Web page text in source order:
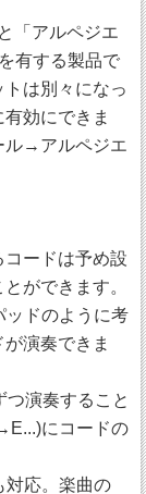
「アルペジエ
有する製品で
は別々になっ
効にできま
ル→アルペジエ
ードは予め設
ができます。
ッドのように考
演奏できま
つ演奏すること
にコードの
対応。楽曲の